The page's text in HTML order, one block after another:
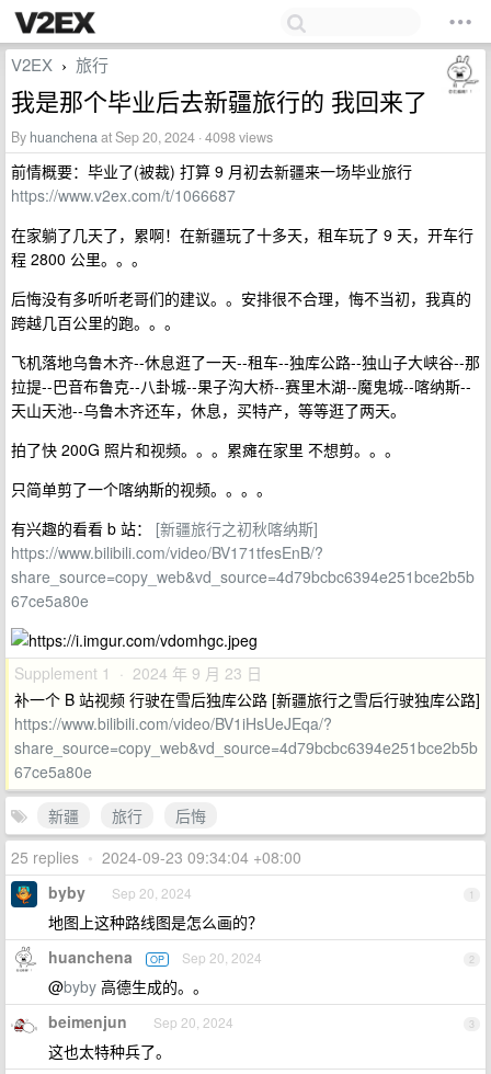
V2EX › 旅行
我是那个毕业后去新疆旅行的 我回来了
By huanchenaat Sep 20, 2024 · 4098 views
前情概要：毕业了(被裁) 打算 9 月初去新疆来一场毕业旅行
https://www.v2ex.com/t/1066687
在家躺了几天了，累啊！在新疆玩了十多天，租车玩了 9 天，开车行
程 2800 公里。。。
后悔没有多听听老哥们的建议。。安排很不合理，悔不当初，我真的
跨越几百公里的跑。。。
飞机落地乌鲁木齐--休息逛了一天--租车--独库公路--独山子大峡谷--那
拉提--巴音布鲁克--八卦城--果子沟大桥--赛里木湖--魔鬼城--喀纳斯--
天山天池--乌鲁木齐还车，休息，买特产，等等逛了两天。
拍了快 200G 照片和视频。。。累瘫在家里 不想剪。。。
只简单剪了一个喀纳斯的视频。。。。
有兴趣的看看 b 站：
[新疆旅行之初秋喀纳斯]
https://www.bilibili.com/video/BV171tfesEnB/?
share_source=copy_web&vd_source=4d79bcbc6394e251bce2b5b
67ce5a80e
Supplement 1 · 2024 年 9 月 23 日
补一个 B 站视频 行驶在雪后独库公路 [新疆旅行之雪后行驶独库公路]
https://www.bilibili.com/video/BV1iHsUeJEqa/?
share_source=copy_web&vd_source=4d79bcbc6394e251bce2b5b
67ce5a80e
新疆
旅行
后悔
25 replies • 2024-09-23 09:34:04 +08:00
1
byby Sep 20, 2024
地图上这种路线图是怎么画的？
2
huanchena OP Sep 20, 2024
@byby 高德生成的。。
3
beimenjun Sep 20, 2024
这也太特种兵了。